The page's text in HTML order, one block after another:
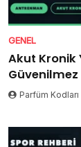
GENEL
Akut Kronik
Güvenilmez
Parfüm Kodları